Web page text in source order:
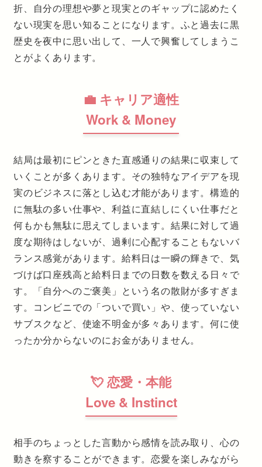
折、自分の理想や夢と現実とのギャップに認めたく
ない現実を思い知ることになります。ふと過去に黒
歴史を夜中に思い出して、一人で興奮してしまうこ
とがよくあります。
💼 キャリア適性
Work & Money
結局は最初にピンときた直感通りの結果に収束して
いくことが多くあります。その独特なアイデアを現
実のビジネスに落とし込む才能があります。構造的
に無駄の多い仕事や、利益に直結しにくい仕事だと
何もかも無駄に思えてしまいます。結果に対して過
度な期待はしないが、過剰に心配することもないバ
ランス感覚があります。給料日は一瞬の輝きで、気
づけば口座残高と給料日までの日数を数える日々で
す。「自分へのご褒美」という名の散財が多すぎま
す。コンビニでの「ついで買い」や、使っていない
サブスクなど、使途不明金が多々あります。何に使
ったか分からないのにお金がありません。
💘 恋愛・本能
Love & Instinct
相手のちょっとした言動から感情を読み取り、心の
動きを察することができます。恋愛を楽しみながら